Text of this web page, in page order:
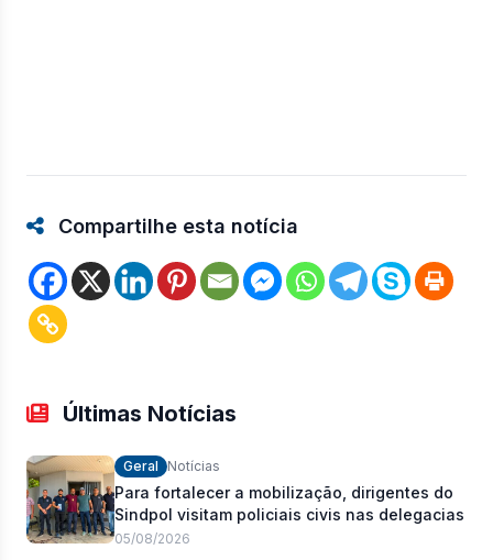
Compartilhe esta notícia
Últimas Notícias
Geral Notícias
Para fortalecer a mobilização, dirigentes do
Sindpol visitam policiais civis nas delegacias
05/08/2026